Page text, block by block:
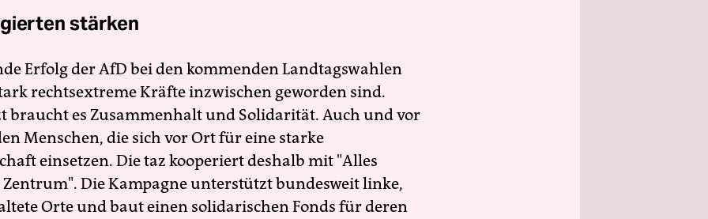
stärken
Erfolg der AfD bei den kommenden Landtagswahlen
rechtsextreme Kräfte inzwischen geworden sind.
braucht es Zusammenhalt und Solidarität. Auch und vor
Menschen, die sich vor Ort für eine starke
einsetzen. Die taz kooperiert deshalb mit "Alles
Die Kampagne unterstützt bundesweit linke,
Orte und baut einen solidarischen Fonds für deren